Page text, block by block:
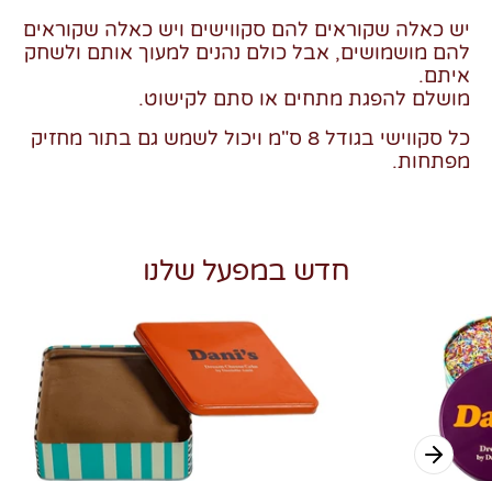
יש כאלה שקוראים להם סקווישים ויש כאלה שקוראים
להם מושמושים, אבל כולם נהנים למעוך אותם ולשחק
איתם.
מושלם להפגת מתחים או סתם לקישוט.
כל סקווישי בגודל 8 ס"מ ויכול לשמש גם בתור מחזיק
מפתחות.
חדש במפעל שלנו